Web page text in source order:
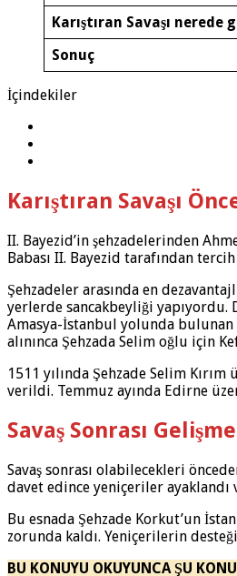
Karıştıran Savaşı nerede
Sonuç
İçindekiler
Karıştıran Savaşı
II. Bayezid’in şehzadelerinden
Babası II. Bayezid tarafından
Şehzadeler arasında en
yerlerde sancakbeyliği yapıyordu.
Amasya-İstanbul yolunda bulunan
alınınca Şehzada Selim oğlu için
1511 yılında Şehzade Selim
verildi. Temmuz ayında Edirne
Savaş Sonrası
Savaş sonrası olabilecekleri
davet edince yeniçeriler ayaklandı
Bu esnada Şehzade Korkut’un
zorunda kaldı. Yeniçerilerin
BU KONUYU OKUYUNCA ŞU